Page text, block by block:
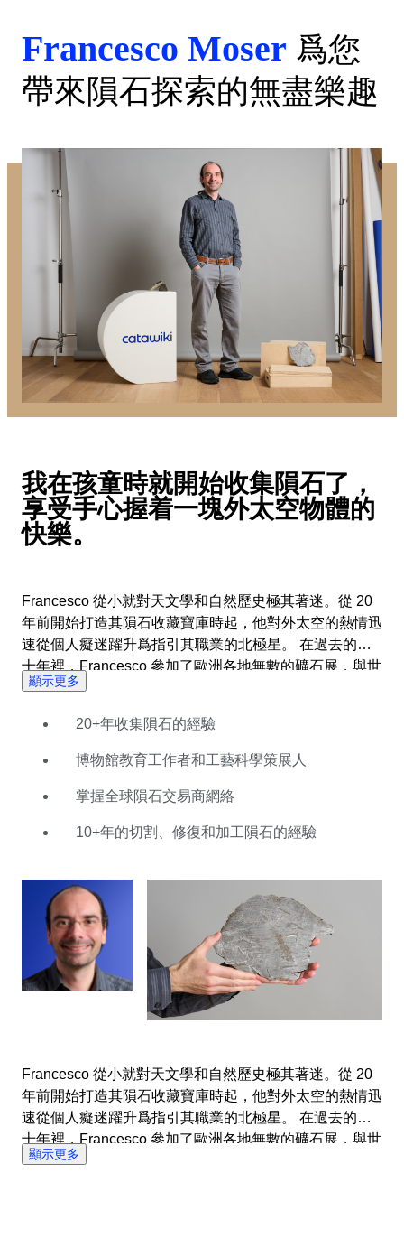
Francesco Moser 爲您
帶來隕石探索的無盡樂趣
我在孩童時就開始收集隕石了，
享受手心握着一塊外太空物體的
快樂。
Francesco 從小就對天文學和自然歷史極其著迷。從 20
年前開始打造其隕石收藏寶庫時起，他對外太空的熱情迅
速從個人癡迷躍升爲指引其職業的北極星。 在過去的二
十年裡，Francesco 參加了歐洲各地無數的礦石展，與世
界頂級隕石交易商建立了牢固的關係。在家時他會沉浸於
自然歷史博物館擔任教育工作者，隨後成爲工藝科學策展
人，并在該國監督了兩個天文館和一個天文臺的建立。
指引買家和賣家完成整個拍賣過程，以使隕石拍賣蓬勃發
拍品的魅力，每次總想出價拍下，爲其個人收藏增光添
顯示更多
20+年收集隕石的經驗
博物館教育工作者和工藝科學策展人
掌握全球隕石交易商網絡
10+年的切割、修復和加工隕石的經驗
Francesco 從小就對天文學和自然歷史極其著迷。從 20
年前開始打造其隕石收藏寶庫時起，他對外太空的熱情迅
速從個人癡迷躍升爲指引其職業的北極星。 在過去的二
十年裡，Francesco 參加了歐洲各地無數的礦石展，與世
界頂級隕石交易商建立了牢固的關係。在家時他會沉浸於
顯示更多